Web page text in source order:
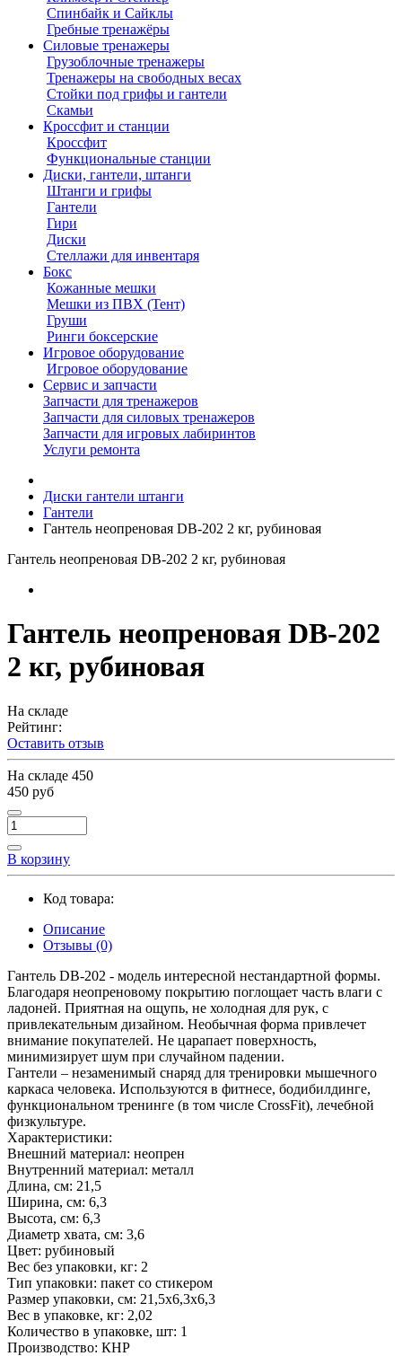
Спинбайк и Сайклы
Гребные тренажёры
Силовые тренажеры
Грузоблочные тренажеры
Тренажеры на свободных весах
Стойки под грифы и гантели
Скамьи
Кроссфит и станции
Кроссфит
Функциональные станции
Диски, гантели, штанги
Штанги и грифы
Гантели
Гири
Диски
Стеллажи для инвентаря
Бокс
Кожанные мешки
Мешки из ПВХ (Тент)
Груши
Ринги боксерские
Игровое оборудование
Игровое оборудование
Сервис и запчасти
Запчасти для тренажеров
Запчасти для силовых тренажеров
Запчасти для игровых лабиринтов
Услуги ремонта
Диски гантели штанги
Гантели
Гантель неопреновая DB-202 2 кг, рубиновая
Гантель неопреновая DB-202 2 кг, рубиновая
Гантель неопреновая DB-202
2 кг, рубиновая
На складе
Рейтинг:
Оставить отзыв
На складе 450
450 руб
В корзину
Код товара:
Описание
Отзывы (0)
Гантель DB-202 - модель интересной нестандартной формы.
Благодаря неопреновому покрытию поглощает часть влаги с
ладоней. Приятная на ощупь, не холодная для рук, с
привлекательным дизайном. Необычная форма привлечет
внимание покупателей. Не царапает поверхность,
минимизирует шум при случайном падении.
Гантели – незаменимый снаряд для тренировки мышечного
каркаса человека. Используются в фитнесе, бодибилдинге,
функциональном тренинге (в том числе CrossFit), лечебной
физкультуре.
Характеристики:
Внешний материал: неопрен
Внутренний материал: металл
Длина, см: 21,5
Ширина, см: 6,3
Высота, см: 6,3
Диаметр хвата, см: 3,6
Цвет: рубиновый
Вес без упаковки, кг: 2
Тип упаковки: пакет со стикером
Размер упаковки, см: 21,5х6,3х6,3
Вес в упаковке, кг: 2,02
Количество в упаковке, шт: 1
Производство: КНР